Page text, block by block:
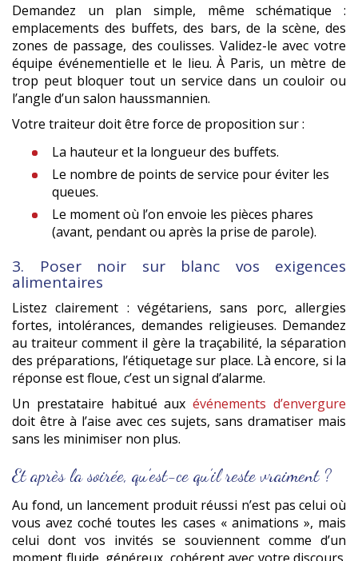
Demandez un plan simple, même schématique :
emplacements des buffets, des bars, de la scène, des
zones de passage, des coulisses. Validez-le avec votre
équipe événementielle et le lieu. À Paris, un mètre de
trop peut bloquer tout un service dans un couloir ou
l’angle d’un salon haussmannien.
Votre traiteur doit être force de proposition sur :
La hauteur et la longueur des buffets.
Le nombre de points de service pour éviter les
queues.
Le moment où l’on envoie les pièces phares
(avant, pendant ou après la prise de parole).
3. Poser noir sur blanc vos exigences
alimentaires
Listez clairement : végétariens, sans porc, allergies
fortes, intolérances, demandes religieuses. Demandez
au traiteur comment il gère la traçabilité, la séparation
des préparations, l’étiquetage sur place. Là encore, si la
réponse est floue, c’est un signal d’alarme.
Un prestataire habitué auxévénements d’envergure
doit être à l’aise avec ces sujets, sans dramatiser mais
sans les minimiser non plus.
Et après la soirée, qu’est-ce qu’il reste vraiment ?
Au fond, un lancement produit réussi n’est pas celui où
vous avez coché toutes les cases « animations », mais
celui dont vos invités se souviennent comme d’un
moment fluide, généreux, cohérent avec votre discours.